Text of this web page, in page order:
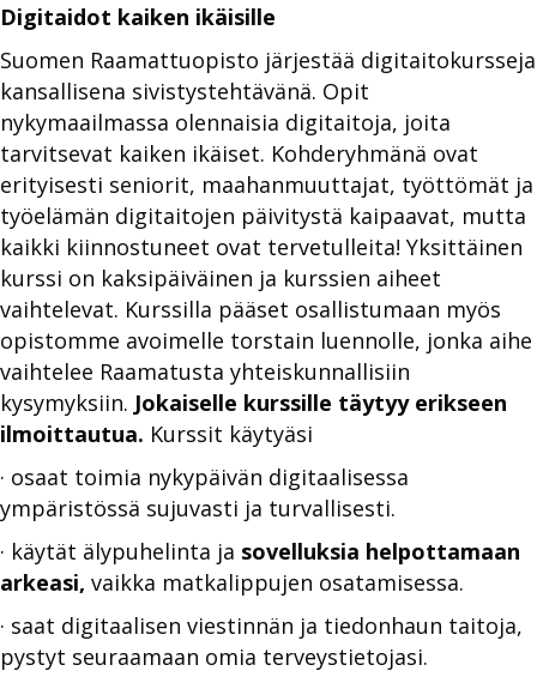
Digitaidot kaiken ikäisille
Suomen Raamattuopisto järjestää digitaitokursseja
kansallisena sivistystehtävänä. Opit
nykymaailmassa olennaisia digitaitoja, joita
tarvitsevat kaiken ikäiset. Kohderyhmänä ovat
erityisesti seniorit, maahanmuuttajat, työttömät ja
työelämän digitaitojen päivitystä kaipaavat, mutta
kaikki kiinnostuneet ovat tervetulleita! Yksittäinen
kurssi on kaksipäiväinen ja kurssien aiheet
vaihtelevat. Kurssilla pääset osallistumaan myös
opistomme avoimelle torstain luennolle, jonka aihe
vaihtelee Raamatusta yhteiskunnallisiin
kysymyksiin. Jokaiselle kurssille täytyy erikseen
ilmoittautua. Kurssit käytyäsi
· osaat toimia nykypäivän digitaalisessa
ympäristössä sujuvasti ja turvallisesti.
· käytät älypuhelinta ja sovelluksia helpottamaan
arkeasi, vaikka matkalippujen osatamisessa.
· saat digitaalisen viestinnän ja tiedonhaun taitoja,
pystyt seuraamaan omia terveystietojasi.